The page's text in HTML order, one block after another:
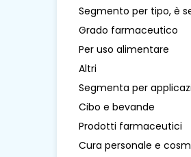
Segmento per tipo, è
Grado farmaceutico
Per uso alimentare
Altri
Segmenta per
Cibo e bevande
Prodotti farmaceutici
Cura personale e